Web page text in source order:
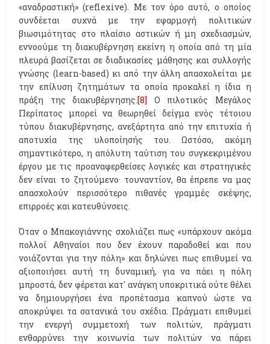
«αναδραστική» (reflexive). Με τον όρο αυτό, ο οποίος
συνδέεται συχνά με την εφαρμογή πολιτικών
βιωσιμότητας στο πλαίσιο αστικών ή μη σχεδιασμών,
εννοούμε τη διακυβέρνηση εκείνη η οποία από τη μία
πλευρά βασίζεται σε διαδικασίες μάθησης και συλλογής
γνώσης (learn-based) κι από την άλλη απασχολείται με
την επίλυση ζητημάτων τα οποία προκαλεί η ίδια η
πράξη της διακυβέρνησης.[8] Ο πιλοτικός Μεγάλος
Περίπατος μπορεί να θεωρηθεί δείγμα ενός τέτοιου
τύπου διακυβέρνησης, ανεξάρτητα από την επιτυχία ή
αποτυχία της υλοποίησής του. Ωστόσο, ακόμη
σημαντικότερο, η απόλυτη ταύτιση του συγκεκριμένου
έργου με τις προαναφερθείσες λογικές και στρατηγικές
δεν είναι το ζητούμενο· τουναντίον, θα έπρεπε να μας
απασχολούν περισσότερο πιθανές γραμμές σκέψης,
επιρροές και κατευθύνσεις.
Όταν ο Μπακογιάννης σχολιάζει πως «υπάρχουν ακόμα
πολλοί Αθηναίοι που δεν έχουν παραδοθεί και που
νοιάζονται για την πόλη» και δηλώνει πως επιθυμεί να
αξιοποιήσει αυτή τη δυναμική, για να πάει η πόλη
μπροστά, δεν φέρεται κατ' ανάγκη υποκριτικά ούτε θέλει
να δημιουργήσει ένα προπέτασμα καπνού ώστε να
αποκρύψει τα σατανικά του σχέδια. Πράγματι επιθυμεί
την ενεργή συμμετοχή των πολιτών, πράγματι
ενθαρρύνει την κοινωνία των πολιτών να πάρει